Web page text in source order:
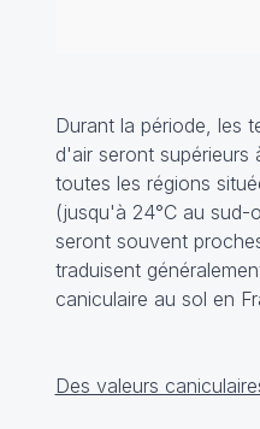
Durant la période, les
d'air seront supérieurs
toutes les régions
(jusqu'à 24°C au sud-
seront souvent
traduisent
caniculaire au sol en
Des valeurs